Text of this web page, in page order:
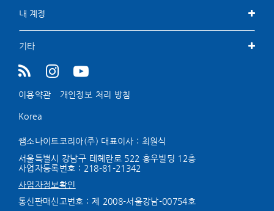
내 계정
기타
이용약관 개인정보 처리 방침
Korea
쌤소나이트코리아(주) 대표이사 : 최원식
서울특별시 강남구 테헤란로 522 홍우빌딩 12층
사업자등록번호 : 218-81-21342
사업자정보확인
통신판매신고번호 : 제 2008-서울강남-00754호